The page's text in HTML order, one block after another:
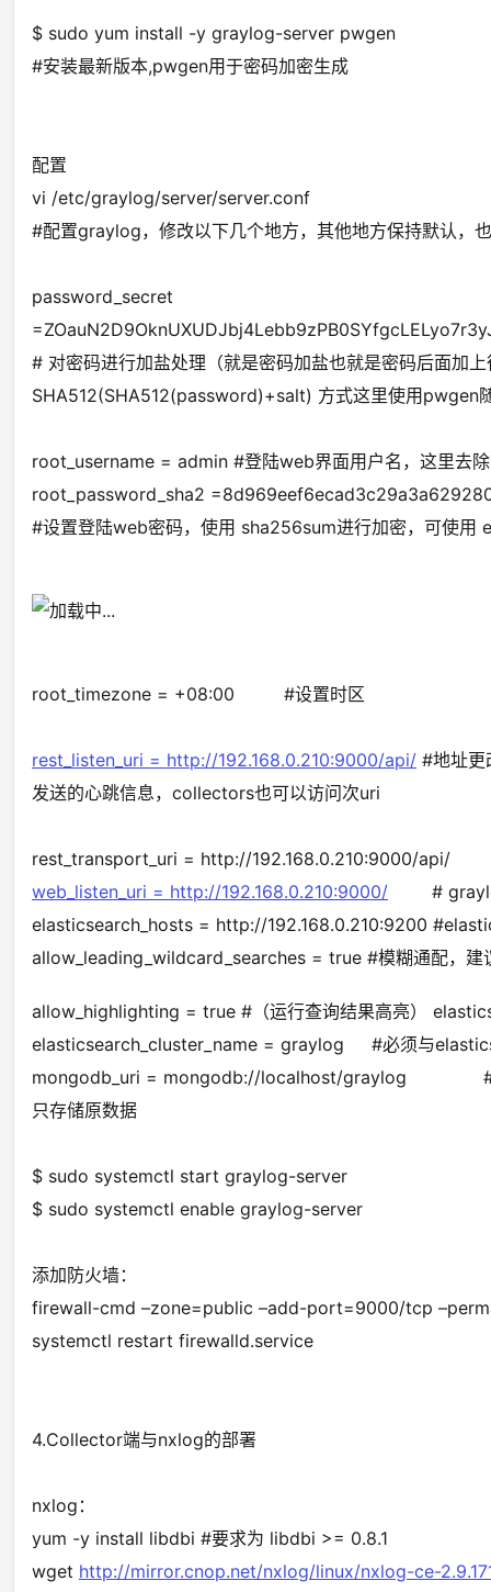
$ sudo yum install -y graylog-server pwgen
#安装最新版本,pwgen用于密码加密生成
配置
vi /etc/graylog/server/server.conf
#配置graylog，修改以下几个地方，其他地方保持默认，
password_secret
# 对密码进行加盐处理（就是密码加盐也就是密码后面
SHA512(SHA512(password)+salt) 方式这里使用pwgen
root_username = admin #登陆web界面用户名，这里去
root_password_sha2
#设置登陆web密码，使用 sha256sum进行加密，可使
root_timezone = +08:00 #设置时区
rest_listen_uri = http://192.168.0.210:9000/api/ #地址更
发送的心跳信息，collectors也可以访问次uri
rest_transport_uri = http://192.168.0.210:9000/api/
web_listen_uri = http://192.168.0.210:9000/ #
elasticsearch_hosts = http://192.168.0.210:9200
allow_leading_wildcard_searches = true #模糊通配，建
allow_highlighting = true #（运行查询结果高亮）
elasticsearch_cluster_name = graylog #必须与
mongodb_uri = mongodb://localhost/graylog #
只存储原数据
$ sudo systemctl start graylog-server
$ sudo systemctl enable graylog-server
添加防火墙：
firewall-cmd –zone=public –add-port=9000/tcp
systemctl restart firewalld.service
4.Collector端与nxlog的部署
nxlog：
yum -y install libdbi #要求为 libdbi >= 0.8.1
wget http://mirror.cnop.net/nxlog/linux/nxlog-ce-